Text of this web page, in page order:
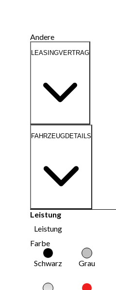
Andere
LEASINGVERTRAG
FAHRZEUGDETAILS
Leistung
Leistung
Farbe
Schwarz Grau